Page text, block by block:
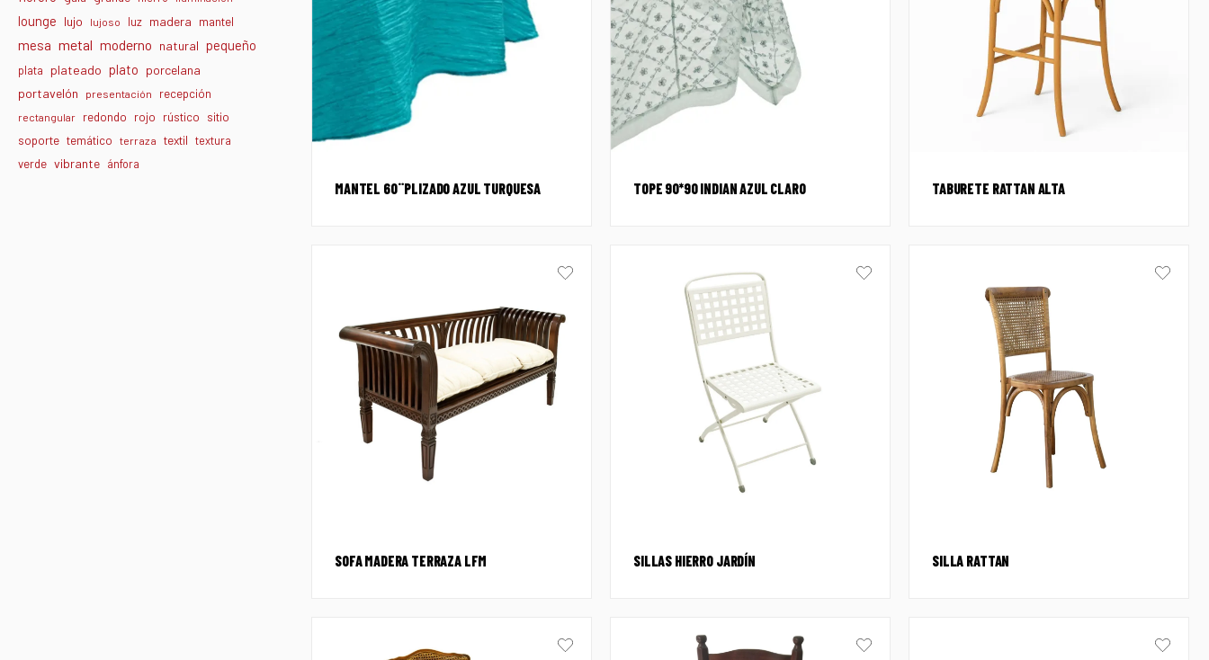
lounge lujo lujoso luz madera mantel
mesa metal moderno natural pequeño
plata plateado plato porcelana
portavelón
presentación recepción
rectangular redondo rojo rústico
sitio
soporte temático terraza textil textura
verde vibrante ánfora
MANTEL 60¨PLIZADO AZUL TURQUESA TOPE 90*90 INDIAN AZUL CLARO TABURETE RATTAN ALTA
SOFA MADERA TERRAZA LFM SILLAS HIERRO JARDÍN SILLA RATTAN